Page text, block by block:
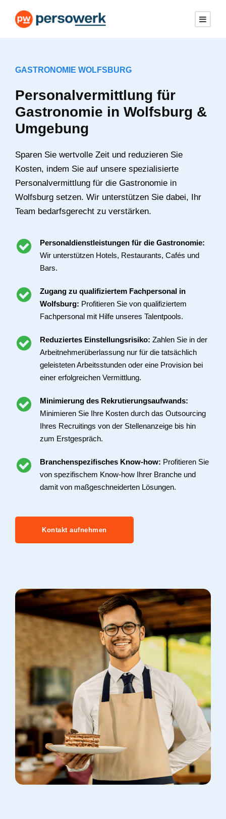
GASTRONOMIE WOLFSBURG
Personalvermittlung für
Gastronomie in Wolfsburg &
Umgebung
Sparen Sie wertvolle Zeit und reduzieren Sie
Kosten, indem Sie auf unsere spezialisierte
Personalvermittlung für die Gastronomie in
Wolfsburg setzen. Wir unterstützen Sie dabei, Ihr
Team bedarfsgerecht zu verstärken.
Personaldienstleistungen für die Gastronomie:
Wir unterstützen Hotels, Restaurants, Cafés und
Bars.
Zugang zu qualifiziertem Fachpersonal in
Wolfsburg: Profitieren Sie von qualifiziertem
Fachpersonal mit Hilfe unseres Talentpools.
Reduziertes Einstellungsrisiko: Zahlen Sie in der
Arbeitnehmerüberlassung nur für die tatsächlich
geleisteten Arbeitsstunden oder eine Provision bei
einer erfolgreichen Vermittlung.
Minimierung des Rekrutierungsaufwands:
Minimieren Sie Ihre Kosten durch das Outsourcing
Ihres Recruitings von der Stellenanzeige bis hin
zum Erstgespräch.
Branchenspezifisches Know-how: Profitieren Sie
von spezifischem Know-how Ihrer Branche und
damit von maßgeschneiderten Lösungen.
Kontakt aufnehmen